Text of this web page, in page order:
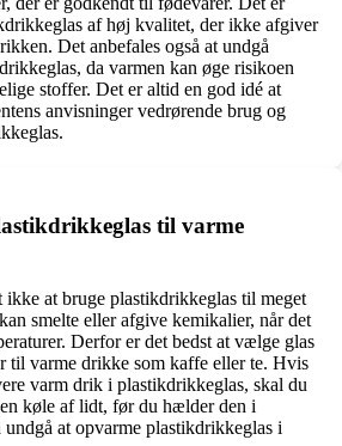
af høj kvalitet, der ikke afgiver
Det anbefales også at undgå
da varmen kan øge risikoen
stoffer. Det er altid en god idé at
anvisninger vedrørende brug og
til varme
ikke at bruge plastikdrikkeglas til meget
smelte eller afgive kemikalier, når det
Derfor er det bedst at vælge glas
til varme drikke som kaffe eller te. Hvis
varm drik i plastikdrikkeglas, skal du
køle af lidt, før du hælder den i
undgå at opvarme plastikdrikkeglas i